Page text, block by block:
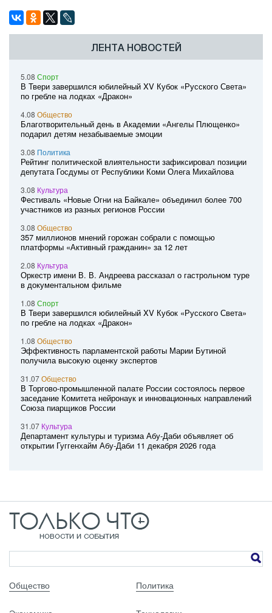
ЛЕНТА НОВОСТЕЙ
5.08 Спорт
В Твери завершился юбилейный XV Кубок «Русского Света»
по гребле на лодках «Дракон»
4.08 Общество
Благотворительный день в Академии «Ангелы Плющенко»
подарил детям незабываемые эмоции
3.08 Политика
Рейтинг политической влиятельности зафиксировал позиции
депутата Госдумы от Республики Коми Олега Михайлова
3.08 Культура
Фестиваль «Новые Огни на Байкале» объединил более 700
участников из разных регионов России
3.08 Общество
357 миллионов мнений горожан собрали с помощью
платформы «Активный гражданин» за 12 лет
2.08 Культура
Оркестр имени В. В. Андреева рассказал о гастрольном туре
в документальном фильме
1.08 Спорт
В Твери завершился юбилейный XV Кубок «Русского Света»
по гребле на лодках «Дракон»
1.08 Общество
Эффективность парламентской работы Марии Бутиной
получила высокую оценку экспертов
31.07Общество
В Торгово-промышленной палате России состоялось первое
заседание Комитета нейронаук и инновационных направлений
Союза пиарщиков России
31.07 Культура
Департамент культуры и туризма Абу-Даби объявляет об
открытии Гуггенхайм Абу-Даби 11 декабря 2026 года
Общество Политика